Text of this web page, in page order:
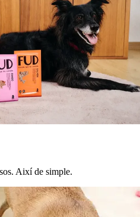
Així de simple.